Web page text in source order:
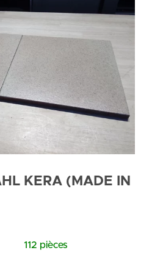
KERA (MADE IN
112 pièces